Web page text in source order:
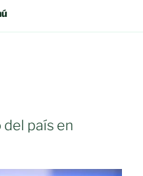
del país en